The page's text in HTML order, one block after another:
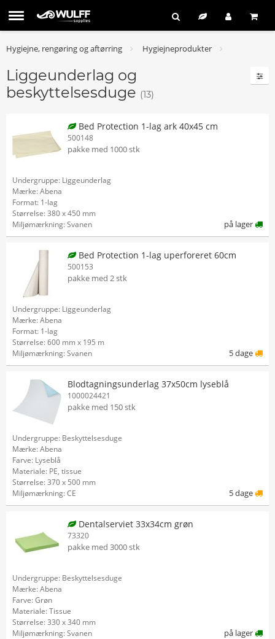
Hygiejne, rengøring og aftørring Hygiejneprodukter
Liggeunderlag og
beskyttelsesduge (13)
Bed Protection 1-lag ark 40x45 cm
500148
pakke med 1000 stk
Undergruppe: Liggeunderlag
Mærke: Abena
Format: 1-lag
Størrelse: 380 x 450 mm
Miljømærkning: Svanen
på lager
Bed Protection 1-lag uperforeret 60cm
500153
pakke med 2 stk
Undergruppe: Liggeunderlag
Mærke: Abena
Format: 1-lag
Størrelse: 600 mm x 195 m
Miljømærkning: Svanen
5 dage
Blodtagningsunderlag 37x50cm lyseblå
1000024421
pakke med 150 stk
Undergruppe: Beskyttelsesduge
Mærke: Abena
Farve: Lyseblå
Materiale: PE, tissue
Størrelse: 370 x 500 mm
Miljømærkning: CE
5 dage
Dentalserviet 33x34cm grøn
73320
pakke med 3000 stk
Undergruppe: Beskyttelsesduge
Mærke: Abena
Farve: Grøn
Materiale: Tissue
Størrelse: 330 x 340 mm
Miljømærkning: Svanen
på lager